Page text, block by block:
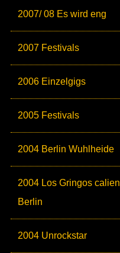
2007/ 08 Es wird eng
2007 Festivals
2006 Einzelgigs
2005 Festivals
2004 Berlin Wuhlheide
2004 Los Gringos
Berlin
2004 Unrockstar